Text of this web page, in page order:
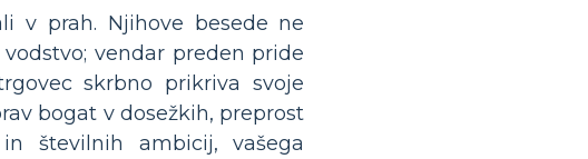
v prah. Njihove besede ne
vendar preden pride
skrbno prikriva svoje
bogat v dosežkih, preprost
številnih ambicij, vašega